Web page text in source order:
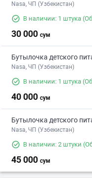
Nasa, ЧП (Узбекистан)
В наличии: 1 штука
30 000 сум
Бутылочка детского
Nasa, ЧП (Узбекистан)
В наличии: 1 штука
40 000 сум
Бутылочка детского
Nasa, ЧП (Узбекистан)
В наличии: 2 штуки
45 000 сум